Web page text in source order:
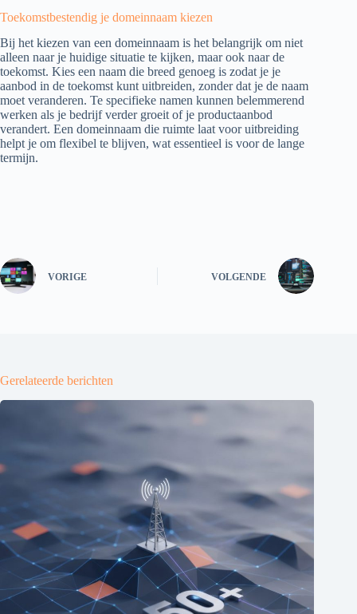
Toekomstbestendig je domeinnaam kiezen
Bij het kiezen van een domeinnaam is het belangrijk om niet
alleen naar je huidige situatie te kijken, maar ook naar de
toekomst. Kies een naam die breed genoeg is zodat je je
aanbod in de toekomst kunt uitbreiden, zonder dat je de naam
moet veranderen. Te specifieke namen kunnen belemmerend
werken als je bedrijf verder groeit of je productaanbod
verandert. Een domeinnaam die ruimte laat voor uitbreiding
helpt je om flexibel te blijven, wat essentieel is voor de lange
termijn.
VORIGE VOLGENDE
Gerelateerde berichten